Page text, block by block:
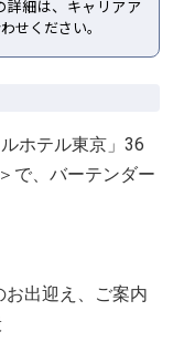
詳細は、キャリアア
せください。
ホテル東京」36
で、バーテンダー
お出迎え、ご案内